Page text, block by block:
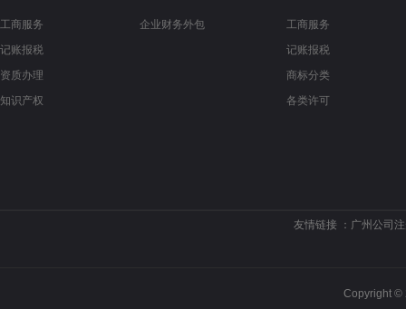
工商服务
记账报税
资质办理
知识产权
企业财务外包
工商服务
记账报税
商标分类
各类许可
友情链接 ： 广州公司
Copyright ©